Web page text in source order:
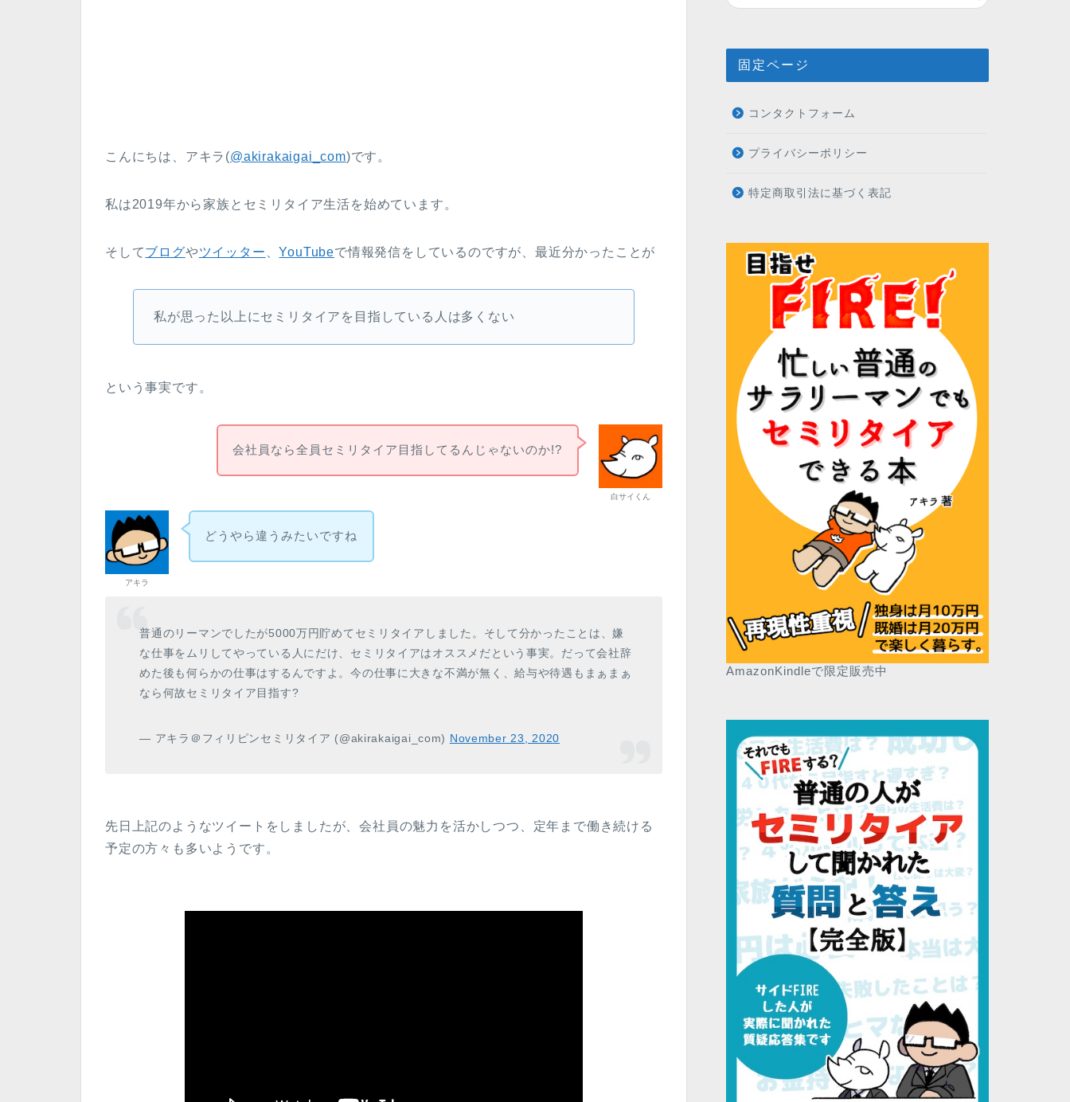
こんにちは、アキラ(@akirakaigai_com)です。
私は2019年から家族とセミリタイア生活を始めています。
そしてブログやツイッター 、YouTubeで情報発信をしているのですが、最近分かったことが
私が思った以上にセミリタイアを目指している人は多くない
という事実です。
白サイくん
会社員なら全員セミリタイア目指してるんじゃないのか!?
アキラ
どうやら違うみたいですね
普通のリーマンでしたが5000万円貯めてセミリタイアしました。そして分かったことは、嫌
な仕事をムリしてやっている人にだけ、セミリタイアはオススメだという事実。だって会社辞
めた後も何らかの仕事はするんですよ。今の仕事に大きな不満が無く、給与や待遇もまぁまぁ
なら何故セミリタイア目指す?
— アキラ＠フィリピンセミリタイア (@akirakaigai_com) November 23, 2020
先日上記のようなツイートをしましたが、会社員の魅力を活かしつつ、定年まで働き続ける
予定の方々も多いようです。
固定ページ
コンタクトフォーム
プライバシーポリシー
特定商取引法に基づく表記
AmazonKindleで限定販売中